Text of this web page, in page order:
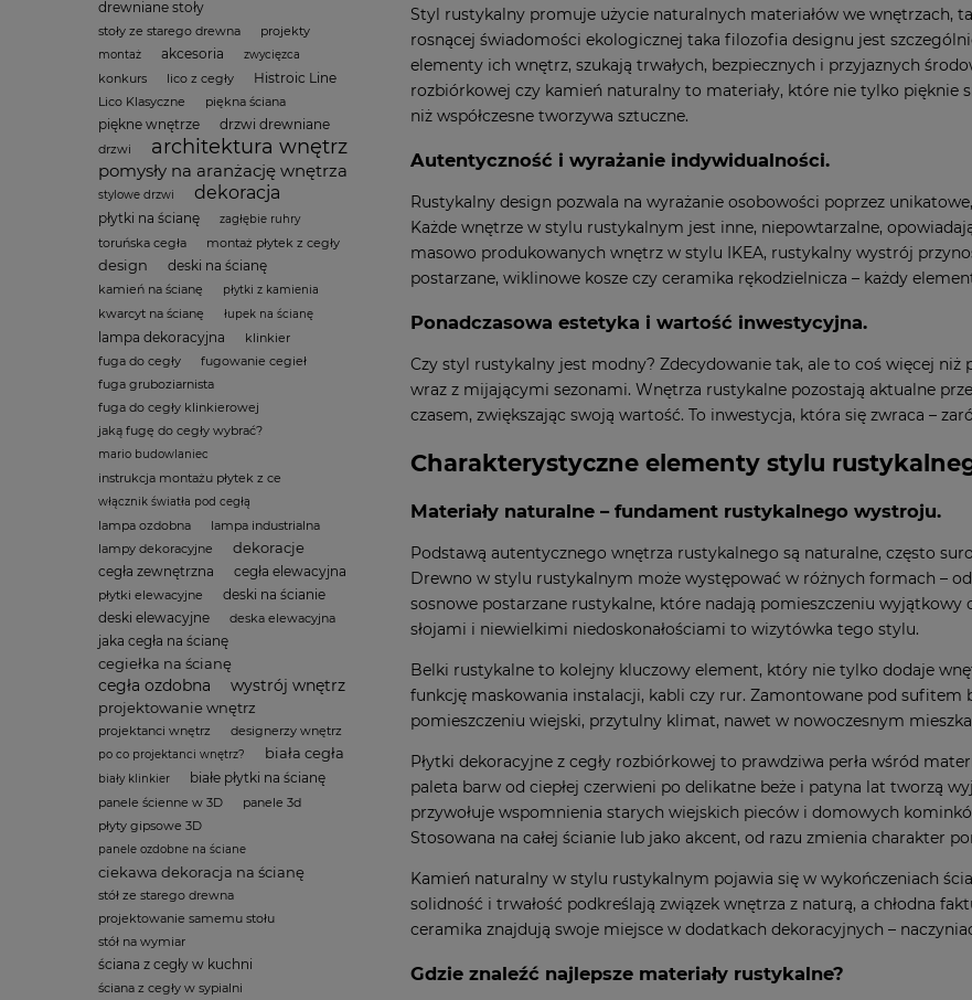
drewniane stoły
stoły ze starego drewna projekty
montaż akcesoria zwycięzca
konkurs lico z cegły Histroic Line
Lico Klasyczne piękna ściana
piękne wnętrze drzwi drewniane
drzwi architektura wnętrz
pomysły na aranżację wnętrza
stylowe drzwi dekoracja
płytki na ścianę zagłębie ruhry
toruńska cegła montaż płytek z cegły
design deski na ścianę
kamień na ścianę płytki z kamienia
kwarcyt na ścianę łupek na ścianę
lampa dekoracyjna
klinkier
fuga do cegły
fugowanie cegieł
fuga gruboziarnista
fuga do cegły klinkierowej
jaką fugę do cegły wybrać?
mario budowlaniec
instrukcja montażu płytek z ce
włącznik światła pod cegłą
lampa ozdobna
lampa industrialna
lampy dekoracyjne
dekoracje
cegła zewnętrzna cegła elewacyjna
płytki elewacyjne
deski na ścianie
deski elewacyjne
deska elewacyjna
jaka cegła na ścianę
cegiełka na ścianę
cegła ozdobna wystrój wnętrz
projektowanie wnętrz
projektanci wnętrz designerzy wnętrz
po co projektanci wnętrz? biała cegła
biały klinkier białe płytki na ścianę
panele ścienne w 3D
panele 3d
płyty gipsowe 3D
panele ozdobne na ściane
ciekawa dekoracja na ścianę
stół ze starego drewna
projektowanie samemu stołu
stół na wymiar
ściana z cegły w kuchni
ściana z cegły w sypialni
Styl rustykalny promuje użycie naturalnych materiałów we wnętrzach,
rosnącej świadomości ekologicznej taka filozofia designu jest
elementy ich wnętrz, szukają trwałych, bezpiecznych i przyjaznych
rozbiórkowej czy kamień naturalny to materiały, które nie tylko pięknie
niż współczesne tworzywa sztuczne.
Autentyczność i wyrażanie indywidualności.
Rustykalny design pozwala na wyrażanie osobowości poprzez
Każde wnętrze w stylu rustykalnym jest inne, niepowtarzalne,
masowo produkowanych wnętrz w stylu IKEA, rustykalny wystrój
postarzane, wiklinowe kosze czy ceramika rękodzielnicza – każdy
Ponadczasowa estetyka i wartość inwestycyjna.
Czy styl rustykalny jest modny? Zdecydowanie tak, ale to coś więcej
wraz z mijającymi sezonami. Wnętrza rustykalne pozostają aktualne
czasem, zwiększając swoją wartość. To inwestycja, która się zwraca –
Charakterystyczne elementy stylu
Materiały naturalne – fundament rustykalnego wystroju.
Podstawą autentycznego wnętrza rustykalnego są naturalne, często
Drewno w stylu rustykalnym może występować w różnych formach –
sosnowe postarzane rustykalne, które nadają pomieszczeniu
słojami i niewielkimi niedoskonałościami to wizytówka tego stylu.
Belki rustykalne to kolejny kluczowy element, który nie tylko dodaje
funkcję maskowania instalacji, kabli czy rur. Zamontowane pod
pomieszczeniu wiejski, przytulny klimat, nawet w nowoczesnym
Płytki dekoracyjne z cegły rozbiórkowej to prawdziwa perła wśród
paleta barw od ciepłej czerwieni po delikatne beże i patyna lat tworzą
przywołuje wspomnienia starych wiejskich pieców i domowych
Stosowana na całej ścianie lub jako akcent, od razu zmienia charakter
Kamień naturalny w stylu rustykalnym pojawia się w wykończeniach
solidność i trwałość podkreślają związek wnętrza z naturą, a chłodna
ceramika znajdują swoje miejsce w dodatkach dekoracyjnych –
Gdzie znaleźć najlepsze materiały rustykalne?